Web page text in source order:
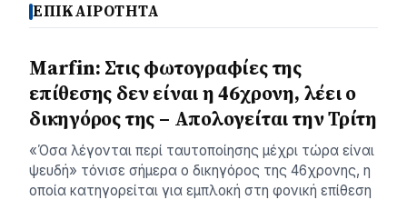
ΕΠΙΚΑΙΡΟΤΗΤΑ
Marfin: Στις φωτογραφίες της
επίθεσης δεν είναι η 46χρονη, λέει ο
δικηγόρος της – Απολογείται την Τρίτη
«Όσα λέγονται περί ταυτοποίησης μέχρι τώρα είναι
ψευδή» τόνισε σήμερα ο δικηγόρος της 46χρονης, η
οποία κατηγορείται για εμπλοκή στη φονική επίθεση